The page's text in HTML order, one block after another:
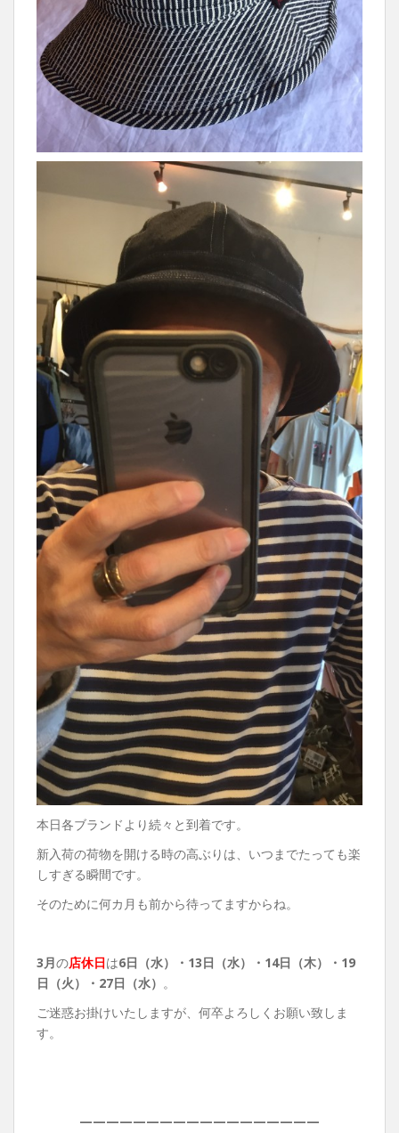
本日各ブランドより続々と到着です。
新入荷の荷物を開ける時の高ぶりは、いつまでたっても楽
しすぎる瞬間です。
そのために何カ月も前から待ってますからね。
3月の店休日は6日（水）・13日（水）・14日（木）・19
日（火）・27日（水） 。
ご迷惑お掛けいたしますが、何卒よろしくお願い致しま
す。
——————————————————